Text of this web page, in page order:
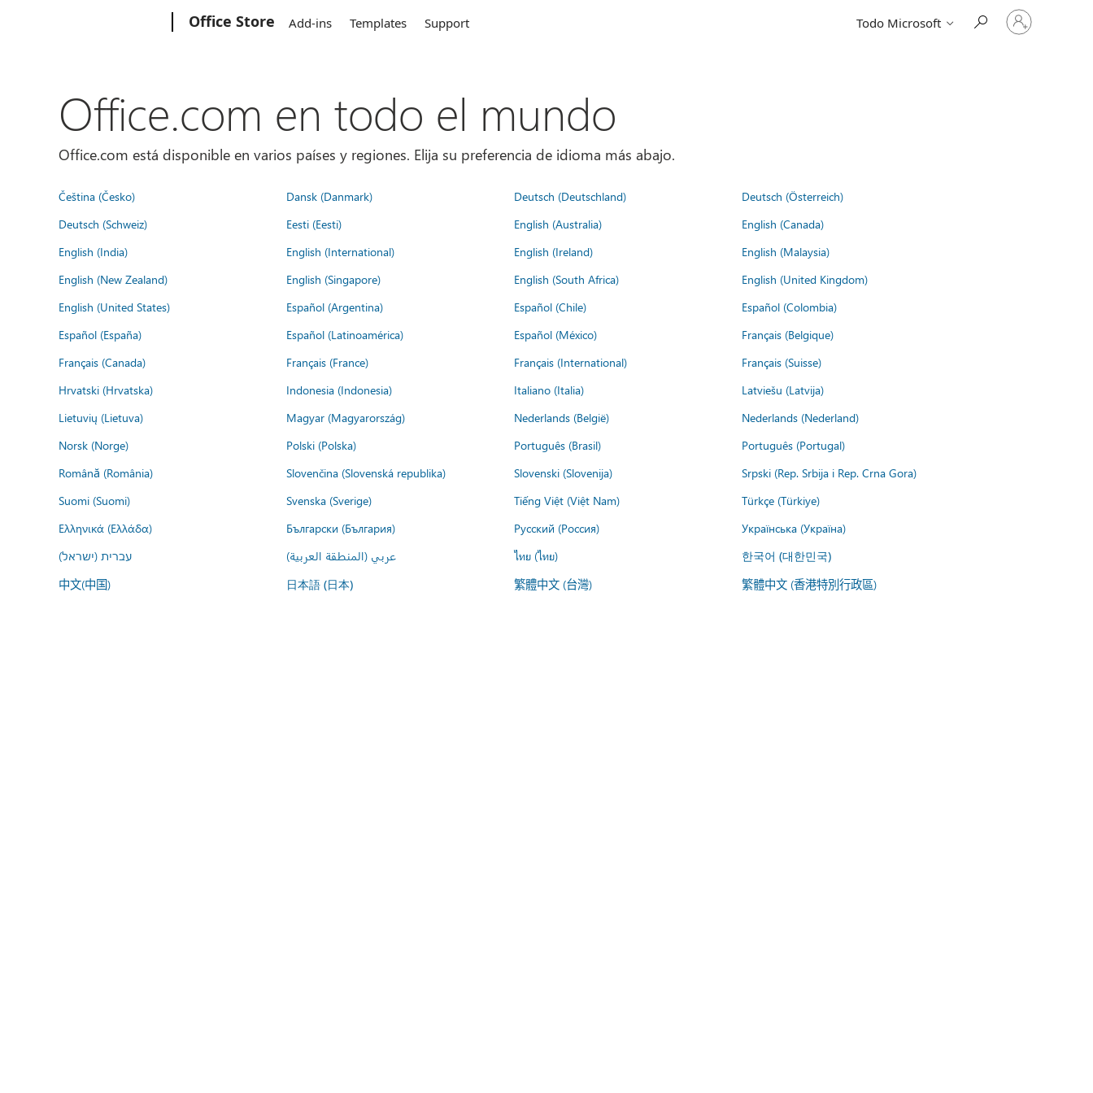
Office Store Add-ins Templates Support Todo Microsoft
Iniciar
sesión
Office.com en todo el mundo
Office.com está disponible en varios países y regiones. Elija su preferencia de idioma más abajo.
Čeština (Česko) Dansk (Danmark) Deutsch (Deutschland)
Deutsch (Österreich)
Deutsch (Schweiz)
Eesti (Eesti) English (Australia)
English (Canada)
English (India)
English (International) English (Ireland)
English (Malaysia)
English (New Zealand)
English (Singapore) English (South Africa)
English (United Kingdom)
English (United States)
Español (Argentina) Español (Chile)
Español (Colombia)
Español (España)
Español (Latinoamérica) Español (México)
Français (Belgique)
Français (Canada)
Français (France) Français (International)
Français (Suisse)
Hrvatski (Hrvatska)
Indonesia (Indonesia) Italiano (Italia)
Latviešu (Latvija)
Lietuvių (Lietuva)
Magyar (Magyarország) Nederlands (België)
Nederlands (Nederland)
Norsk (Norge)
Polski (Polska) Português (Brasil)
Português (Portugal)
Română (România)
Slovenčina (Slovenská republika) Slovenski (Slovenija)
Srpski (Rep. Srbija i Rep. Crna Gora)
Suomi (Suomi)
Svenska (Sverige) Tiếng Việt (Việt Nam)
Türkçe (Türkiye)
Ελληνικά (Ελλάδα)
Български (България) Русский (Россия)
Українська (Україна)
עברית (ישראל)
عربي (المنطقة العربية) ไทย (ไทย) 한국어 (대한민국)
中文(中国) 日本語 (日本) 繁體中文 (台灣) 繁體中文 (香港特別行政區)